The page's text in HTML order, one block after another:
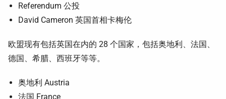
Referendum 公投
David Cameron 英国首相卡梅伦
欧盟现有包括英国在内的 28 个国家，包括奥地利、法国、
德国、希腊、西班牙等等。
奥地利 Austria
法国 France